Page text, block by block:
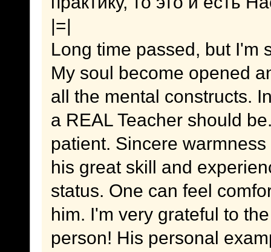
|=|
Long time passed, but I'm
My soul become opened
all the mental constructs.
a REAL Teacher should
patient. Sincere
his great skill and
status. One can feel
him. I'm very grateful to
person! His personal